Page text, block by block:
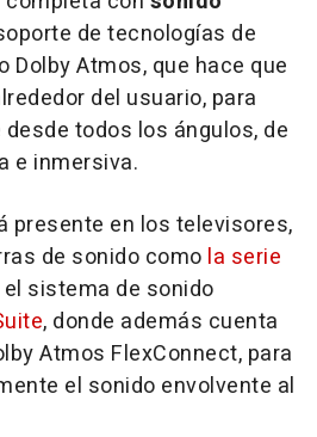
de tecnologías de
Dolby Atmos, que hace que
del usuario, para
todos los ángulos, de
e inmersiva.
presente en los televisores,
de sonido como la serie
sistema de sonido
, donde además cuenta
Atmos FlexConnect, para
el sonido envolvente al